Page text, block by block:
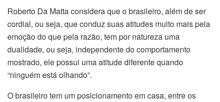
Roberto Da Matta considera que o brasileiro, além de ser
cordial, ou seja, que conduz suas atitudes muito mais pela
emoção do que pela razão, tem por natureza uma
dualidade, ou seja, independente do comportamento
mostrado, ele possui uma atitude diferente quando
“ninguém está olhando”.
O brasileiro tem um posicionamento em casa, entre os